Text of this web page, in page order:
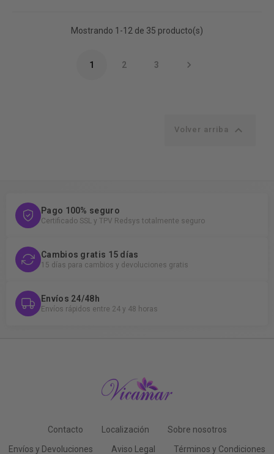
Mostrando 1-12 de 35 producto(s)
1 2 3 
Volver arriba 
Pago 100% seguro
Certificado SSL y TPV Redsys totalmente seguro
Cambios gratis 15 días
15 días para cambios y devoluciones gratis
Envíos 24/48h
Envíos rápidos entre 24 y 48 horas
Contacto Localización
Sobre nosotros
Envíos y Devoluciones
Aviso Legal Términos y Condiciones